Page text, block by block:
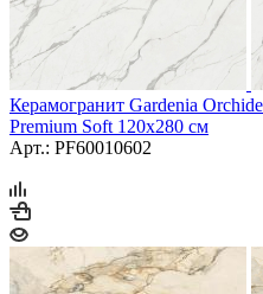
Керамогранит Gardenia
Premium Soft 120x280 см
Арт.: PF60010602